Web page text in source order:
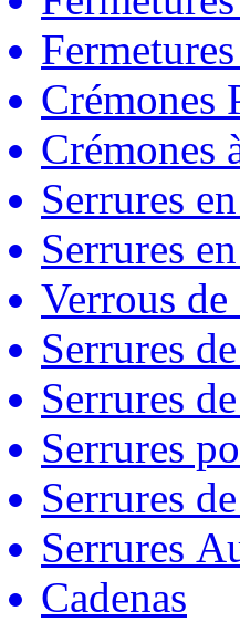
Crémones
Crémones
Serrures
Serrures
Verrous de
Serrures
Serrures
Serrures
Serrures
Serrures
Cadenas